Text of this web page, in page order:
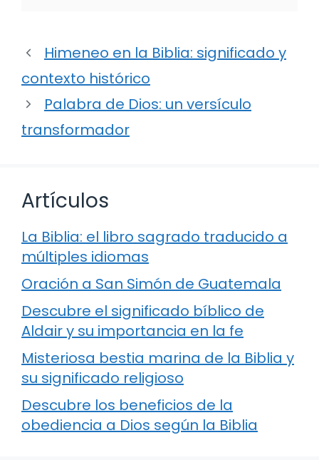
Himeneo en la Biblia: significado y
contexto histórico
Palabra de Dios: un versículo
transformador
Artículos
La Biblia: el libro sagrado traducido a
múltiples idiomas
Oración a San Simón de Guatemala
Descubre el significado bíblico de
Aldair y su importancia en la fe
Misteriosa bestia marina de la Biblia y
su significado religioso
Descubre los beneficios de la
obediencia a Dios según la Biblia